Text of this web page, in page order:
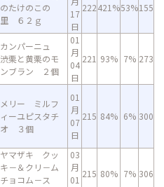
のたけのこの
里 ６２ｇ
17
日
222421%53%155
カンパーニュ
渋栗と黄栗のモ
ンブラン ２個
01
月
04
日
221 93% 7% 273
メリー ミルフ
ィーユピスタチ
オ ３個
01
月
07
日
215 84% 6% 300
ヤマザキ クッ
キ－＆クリ－ム
チョコム－ス
03
月
01
215 80% 7% 306